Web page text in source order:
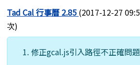
Tad Cal 行事曆 2.85 (2017-12-27
次)
修正gcal.js引入路徑不正確問題